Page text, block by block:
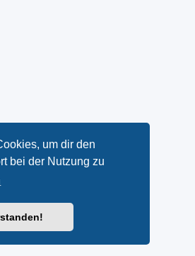
um dir den
bei der Nutzung zu